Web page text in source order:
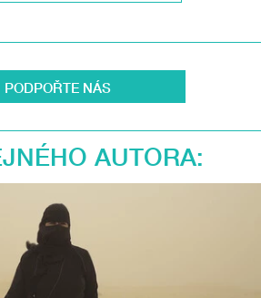
PODPOŘTE NÁS
AUTORA: